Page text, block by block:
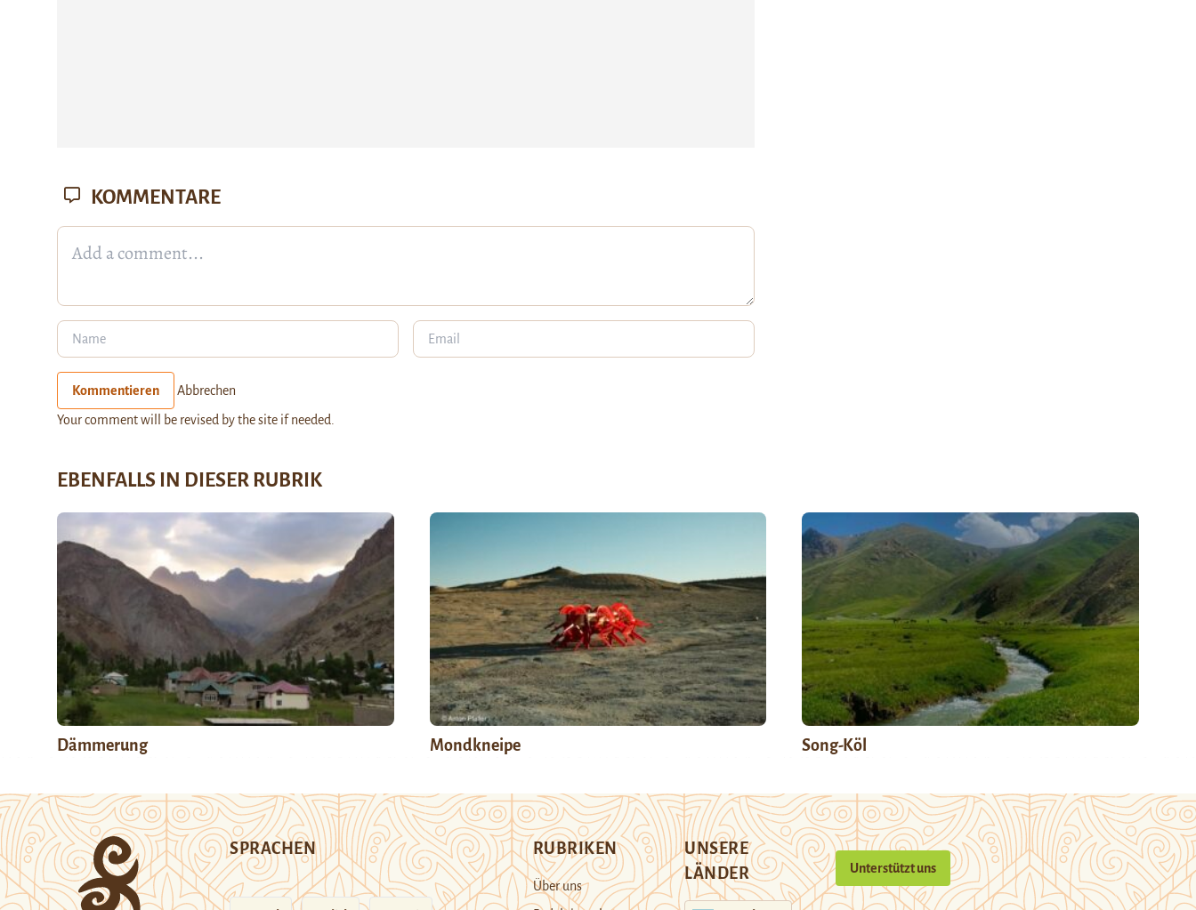
KOMMENTARE
Kommentieren Abbrechen
Your comment will be revised by the site if needed.
EBENFALLS IN DIESER RUBRIK
Dämmerung Mondkneipe Song-Köl
SPRACHEN RUBRIKEN
Über uns
UNSERE
LÄNDER
Unterstützt uns